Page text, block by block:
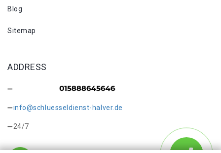
Blog
Sitemap
ADDRESS
info@schluesseldienst-halver.de
24/7